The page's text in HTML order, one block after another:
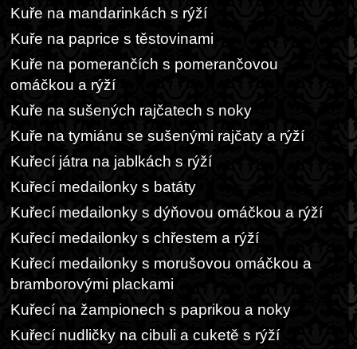
Kuře na mandarinkách s rýží
Kuře na paprice s těstovinami
Kuře na pomerančích s pomerančovou
omáčkou a rýží
Kuře na sušených rajčatech s noky
Kuře na tymiánu se sušenými rajčaty a rýží
Kuřecí játra na jablkách s rýží
Kuřecí medailonky s batáty
Kuřecí medailonky s dýňovou omáčkou a rýží
Kuřecí medailonky s chřestem a rýží
Kuřecí medailonky s morušovou omáčkou a
bramborovými plackami
Kuřecí na žampionech s paprikou a noky
Kuřecí nudličky na cibuli a cuketě s rýží